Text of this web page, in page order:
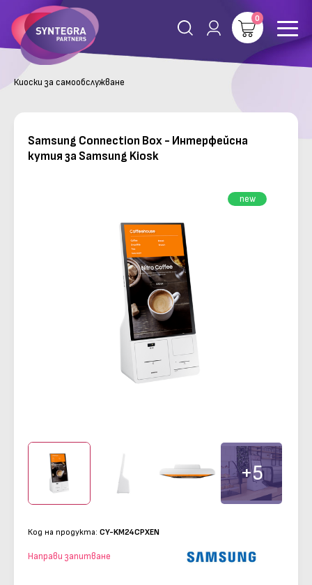
0
Киоски за самообслужване
Samsung Connection Box - Интерфейсна
кутия за Samsung Kiosk
+5
new
Код на продукта: CY-KM24CPXEN
Направи запитване